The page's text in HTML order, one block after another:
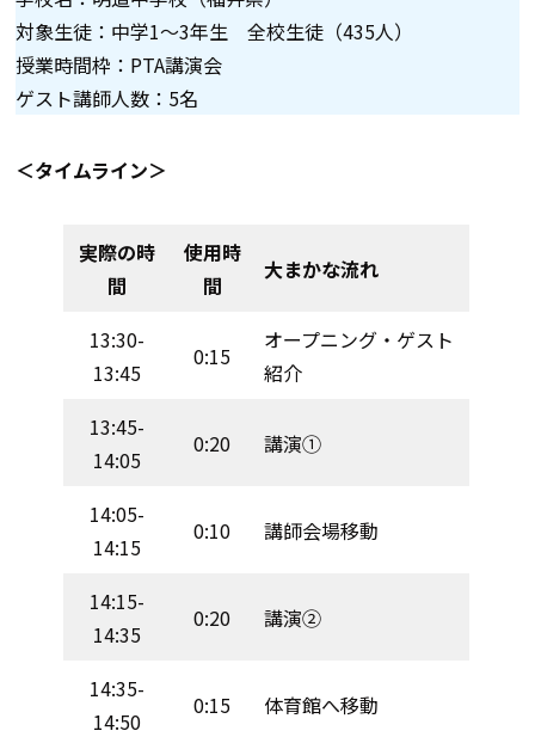
対象生徒：中学1～3年生 全校生徒（435人）
授業時間枠：PTA講演会
ゲスト講師人数：5名
＜タイムライン＞
実際の時
間
使用時
間
大まかな流れ
13:30-
13:45
0:15
オープニング・ゲスト
紹介
13:45-
14:05
0:20 講演①
14:05-
14:15
0:10 講師会場移動
14:15-
14:35
0:20 講演②
14:35-
14:50
0:15 体育館へ移動